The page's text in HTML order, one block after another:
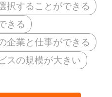
択することができる
きる
企業と仕事ができる
スの規模が大きい